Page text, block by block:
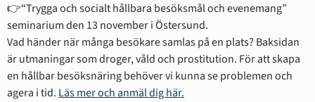
👉“Trygga och socialt hållbara besöksmål och evenemang”
seminarium den 13 november i Östersund.
Vad händer när många besökare samlas på en plats? Baksidan
är utmaningar som droger, våld och prostitution. För att skapa
en hållbar besöksnäring behöver vi kunna se problemen och
agera i tid. Läs mer och anmäl dig här.